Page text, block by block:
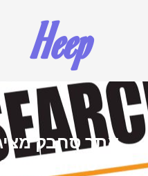
Heep
אתר סחבק
טובות